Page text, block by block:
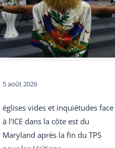
5 août 2026
églises vides et inquiétudes face
à l’ICE dans la côte est du
Maryland après la fin du TPS